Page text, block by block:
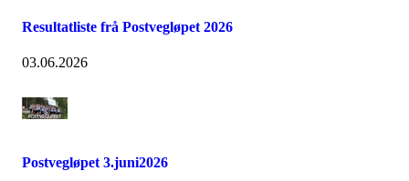
Resultatliste frå Postvegløpet 2026
03.06.2026
Postvegløpet 3.juni2026